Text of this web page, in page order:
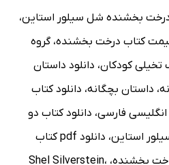
درخت بخشنده شل سیلور استاین،
کتاب درخت بخشنده،گروه
تخیلی کودکان، دانلود داستان
، داستان بچگانه، دانلود کتاب
انگلیسی فارسی، دانلود کتاب دو
استاین،
دانلود pdf کتاب
، Shel Silverstein،